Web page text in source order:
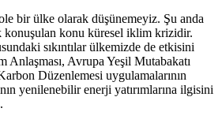
bir ülke olarak düşünemeyiz. Şu anda
konuşulan konu küresel iklim krizidir.
sıkıntılar ülkemizde de etkisini
Anlaşması, Avrupa Yeşil Mutabakatı
Düzenlemesi uygulamalarının
yenilenebilir enerji yatırımlarına ilgisini